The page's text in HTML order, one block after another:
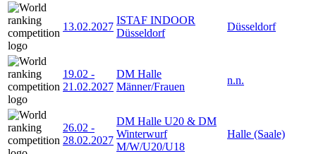
13.02.2027
ISTAF INDOOR
Düsseldorf
Düsseldorf
19.02 -
21.02.2027
DM Halle
Männer/Frauen
n.n.
26.02 -
28.02.2027
DM Halle U20 & DM
Winterwurf
M/W/U20/U18
Halle (Saale)